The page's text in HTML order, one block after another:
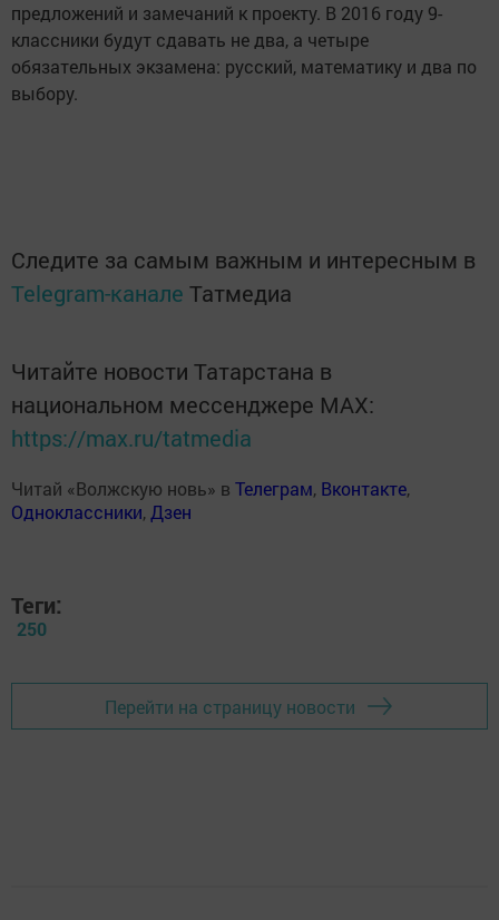
предложений и замечаний к проекту. В 2016 году 9-
классники будут сдавать не два, а четыре
обязательных экзамена: русский, математику и два по
выбору.
Следите за самым важным и интересным в
Telegram-канале Татмедиа
Читайте новости Татарстана в
национальном мессенджере MАХ:
https://max.ru/tatmedia
Читай «Волжскую новь» в Телеграм, Вконтакте,
Одноклассники,Дзен
Теги:
250
Перейти на страницу новости